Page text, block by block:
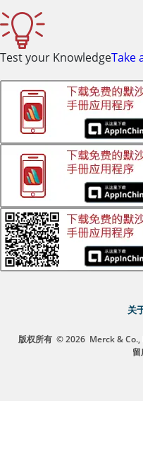
Test your KnowledgeTake
关
版权所有 © 2026 Merck & Co.,
留